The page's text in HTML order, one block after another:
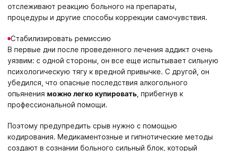
отслеживают реакцию больного на препараты,
процедуры и другие способы коррекции самочувствия.
Стабилизировать ремиссию
В первые дни после проведенного лечения аддикт очень
уязвим: с одной стороны, он все еще испытывает сильную
психологическую тягу к вредной привычке. С другой, он
убедился, что опасные последствия алкогольного
опьянения можно легко купировать , прибегнув к
профессиональной помощи.
Поэтому предупредить срыв нужно с помощью
кодирования. Медикаментозные и гипнотические методы
создают в сознании больного сильный блок, который